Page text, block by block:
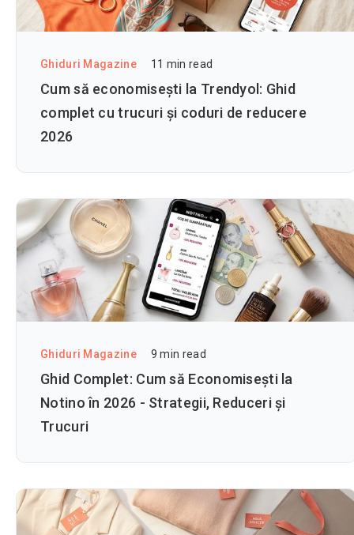
Ghiduri Magazine 11 min read
Cum să economisești la Trendyol: Ghid
complet cu trucuri și coduri de reducere
2026
Ghiduri Magazine 9 min read
Ghid Complet: Cum să Economisești la
Notino în 2026 - Strategii, Reduceri și
Trucuri